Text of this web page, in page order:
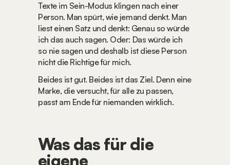
Texte im Sein-Modus klingen nach einer
Person. Man spürt, wie jemand denkt. Man
liest einen Satz und denkt: Genau so würde
ich das auch sagen. Oder: Das würde ich
so nie sagen und deshalb ist diese Person
nicht die Richtige für mich.
Beides ist gut. Beides ist das Ziel. Denn eine
Marke, die versucht, für alle zu passen,
passt am Ende für niemanden wirklich.
Was das für die
eigene